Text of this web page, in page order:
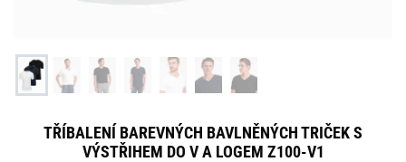
TŘÍBALENÍ BAREVNÝCH BAVLNĚNÝCH TRIČEK S
VÝSTŘIHEM DO V A LOGEM Z100-V1